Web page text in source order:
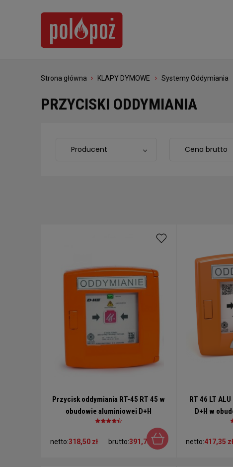
Strona główna KLAPY DYMOWE Systemy Oddymiania
PRZYCISKI ODDYMIANIA
Producent Cena brutto
Przycisk oddymiania RT-45 RT 45 w
obudowie aluminiowej D+H
netto:318,50 zł brutto:391,75 zł
RT 46 LT
D+H w
netto:417,35 zł